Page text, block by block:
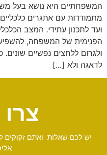
המשפחתיים היא נושא בעל
מתמודדות עם אתגרים כלכליים
ועד לתכנון עתידי. המצב
הפנימית של המשפחה, להשפיע
ולגרום ללחצים נפשיים
לדאגה ולא […]
יש לכם שאלות ואתם זקוקים